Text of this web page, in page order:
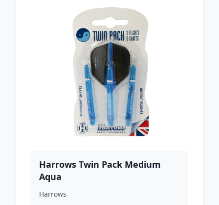
Harrows Twin Pack Medium
Aqua
Harrows